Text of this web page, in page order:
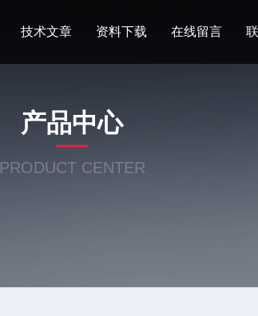
技术文章 资料下载 在线留言
产品中心
PRODUCT CENTER